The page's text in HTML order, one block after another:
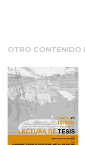
OTRO CONTENIDO